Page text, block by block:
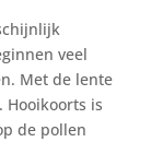
veel
Met de lente
Hooikoorts is
de pollen